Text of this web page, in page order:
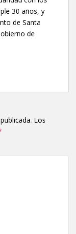
30 años, y
de Santa
de
Los